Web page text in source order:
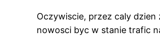
Oczywiscie, przez caly
nowosci byc w stanie trafic